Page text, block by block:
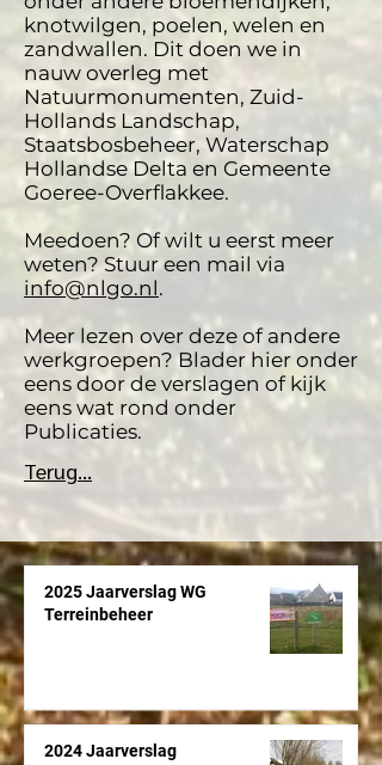
knotwilgen, poelen, welen en
zandwallen. Dit doen we in
nauw overleg met
Natuurmonumenten, Zuid-
Hollands Landschap,
Staatsbosbeheer, Waterschap
Hollandse Delta en Gemeente
Goeree-Overflakkee.
Meedoen? Of wilt u eerst meer
weten? Stuur een mail via
info@nlgo.nl.
Meer lezen over deze of andere
werkgroepen? Blader hier onder
eens door de verslagen of kijk
eens wat rond onder
Publicaties.
Terug...
2025 Jaarverslag WG
Terreinbeheer
2024 Jaarverslag